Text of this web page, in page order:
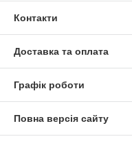
Контакти
Доставка та оплата
Графік роботи
Повна версія сайту